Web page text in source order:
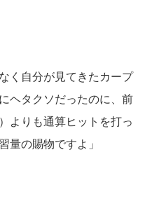
く自分が見てきたカープ
ヘタクソだったのに、前
よりも通算ヒットを打っ
量の賜物ですよ」